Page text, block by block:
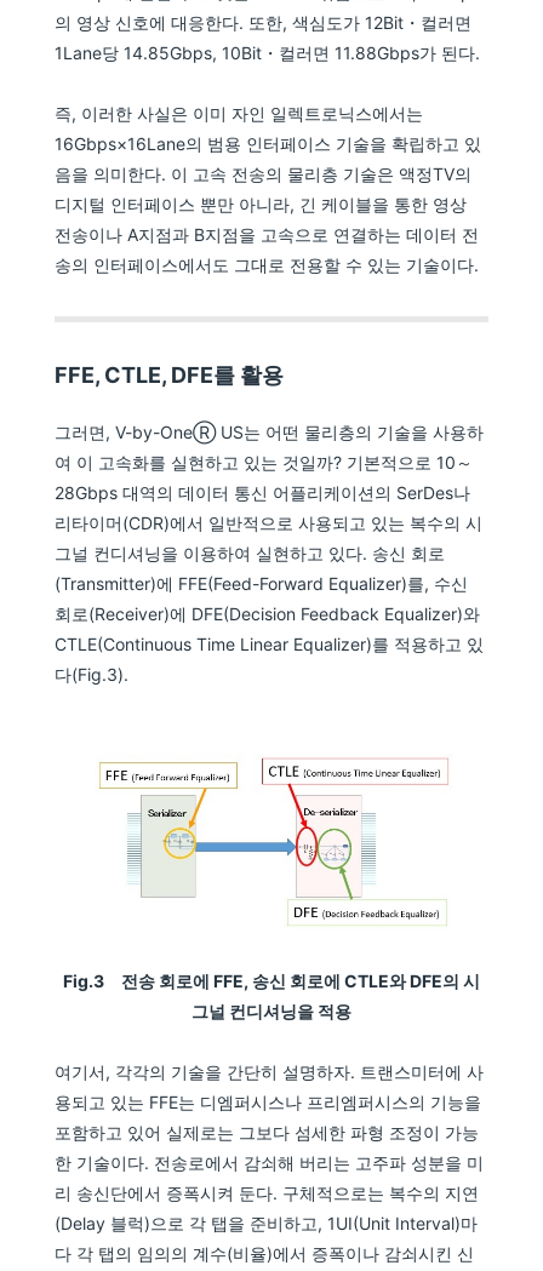
의 영상 신호에 대응한다. 또한, 색심도가 12Bit・컬러면
1Lane당 14.85Gbps, 10Bit・컬러면 11.88Gbps가 된다.
즉, 이러한 사실은 이미 자인 일렉트로닉스에서는
16Gbps×16Lane의 범용 인터페이스 기술을 확립하고 있
음을 의미한다. 이 고속 전송의 물리층 기술은 액정TV의
디지털 인터페이스 뿐만 아니라, 긴 케이블을 통한 영상
전송이나 A지점과 B지점을 고속으로 연결하는 데이터 전
송의 인터페이스에서도 그대로 전용할 수 있는 기술이다.
FFE, CTLE, DFE를 활용
그러면, V-by-OneⓇ US는 어떤 물리층의 기술을 사용하
여 이 고속화를 실현하고 있는 것일까? 기본적으로 10～
28Gbps 대역의 데이터 통신 어플리케이션의 SerDes나
리타이머(CDR)에서 일반적으로 사용되고 있는 복수의 시
그널 컨디셔닝을 이용하여 실현하고 있다. 송신 회로
(Transmitter)에 FFE(Feed-Forward Equalizer)를, 수신
회로(Receiver)에 DFE(Decision Feedback Equalizer)와
CTLE(Continuous Time Linear Equalizer)를 적용하고 있
다(Fig.3).
Fig.3 전송 회로에 FFE, 송신 회로에 CTLE와 DFE의 시
그널 컨디셔닝을 적용
여기서, 각각의 기술을 간단히 설명하자. 트랜스미터에 사
용되고 있는 FFE는 디엠퍼시스나 프리엠퍼시스의 기능을
포함하고 있어 실제로는 그보다 섬세한 파형 조정이 가능
한 기술이다. 전송로에서 감쇠해 버리는 고주파 성분을 미
리 송신단에서 증폭시켜 둔다. 구체적으로는 복수의 지연
(Delay 블럭)으로 각 탭을 준비하고, 1UI(Unit Interval)마
다 각 탭의 임의의 계수(비율)에서 증폭이나 감쇠시킨 신